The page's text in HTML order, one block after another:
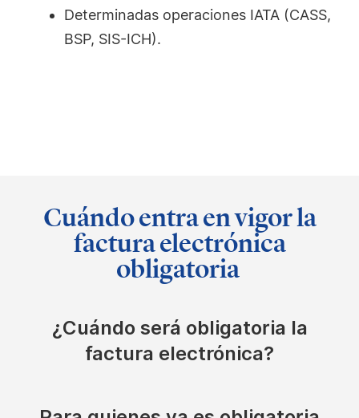
Determinadas operaciones IATA (CASS,
BSP, SIS-ICH).
Cuándo entra en vigor la
factura electrónica
obligatoria
¿Cuándo será obligatoria la
factura electrónica?